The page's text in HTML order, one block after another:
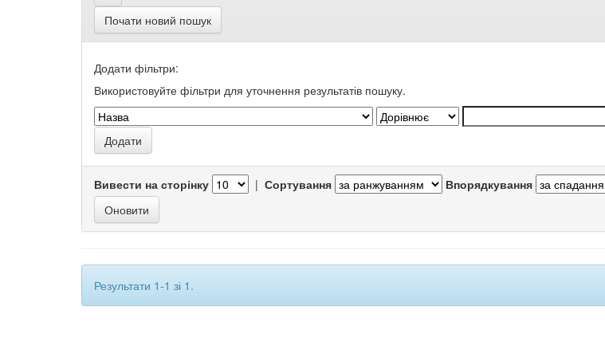
Почати новий пошук
Додати фільтри:
Використовуйте фільтри для уточнення результатів пошуку.
Вивести на сторінку | Сортування Впорядкування
Результати 1-1 зі 1.